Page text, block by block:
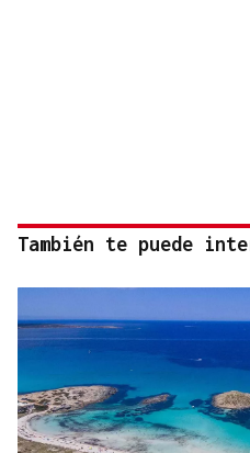
También te puede